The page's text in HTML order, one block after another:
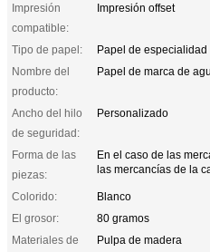
Impresión
compatible:
Impresión offset
Tipo de papel:
Papel de especialidad
Nombre del
producto:
Papel de marca de
Ancho del hilo
de seguridad:
Personalizado
Forma de las
piezas:
En el caso de las
las mercancías de la
Colorido:
Blanco
El grosor:
80 gramos
Materiales de
Pulpa de madera